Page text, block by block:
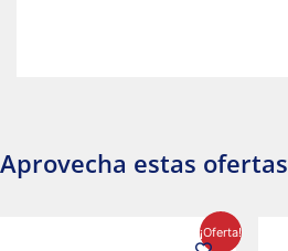
Aprovecha estas ofertas
¡Oferta!
precio